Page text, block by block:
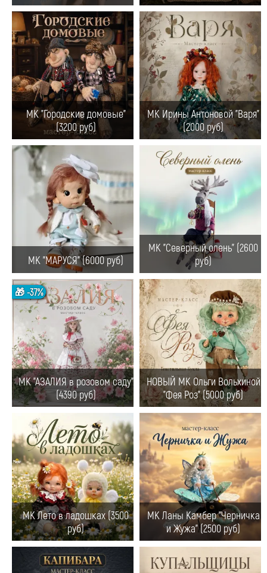
МК "Городские домовые"
(3200 руб)
МК Ирины Антоновой "Варя"
(2000 руб)
МК "МАРУСЯ" (6000 руб)
МК "Северный олень" (2600
руб)
🎁 -37%
МК "АЗАЛИЯ в розовом саду"
(4390 руб)
НОВЫЙ МК Ольги Вольхиной
"Фея Роз" (5000 руб)
МК Лето в ладошках (3500
руб)
МК Ланы Камбер "Черничка
и Жужа" (2500 руб)